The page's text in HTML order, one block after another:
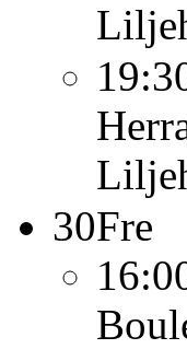
30Fre